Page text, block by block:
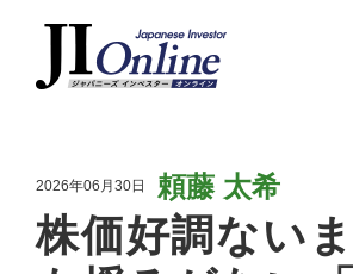
2026年06月30日 頼藤 太希
株価好調ない